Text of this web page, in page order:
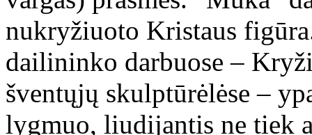
nukryžiuoto Kristaus
dailininko darbuose –
šventųjų skulptūrėlėse –
lygmuo, liudijantis ne tiek